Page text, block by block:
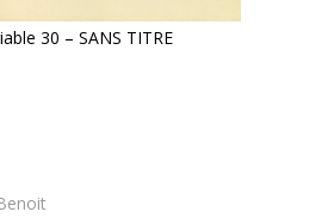
30 – SANS TITRE